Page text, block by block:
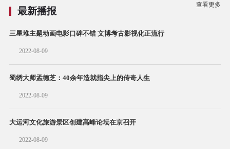
最新播报
查看更多
三星堆主题动画电影口碑不错 文博考古影视化正流行
2022-08-09
蜀绣大师孟德芝：40余年造就指尖上的传奇人生
2022-08-09
大运河文化旅游景区创建高峰论坛在京召开
2022-08-09